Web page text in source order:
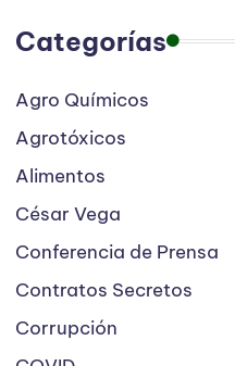
Categorías
Agro Químicos
Agrotóxicos
Alimentos
César Vega
Conferencia de Prensa
Contratos Secretos
Corrupción